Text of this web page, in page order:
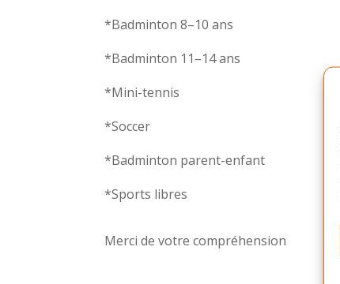
*Badminton 8–10 ans
*Badminton 11–14 ans
*Mini-tennis
*Soccer
*Badminton parent-enfant
*Sports libres
Merci de votre compréhension